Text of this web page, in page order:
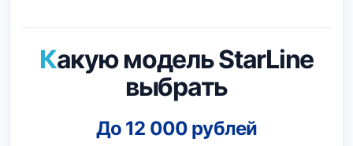
Какую модель StarLine
выбрать
До 12 000 рублей